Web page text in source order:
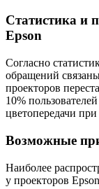
Статистика и
Epson
Согласно
обращений
проекторов
10%
цветопередачи
Возможные
Наиболее
у проекторов